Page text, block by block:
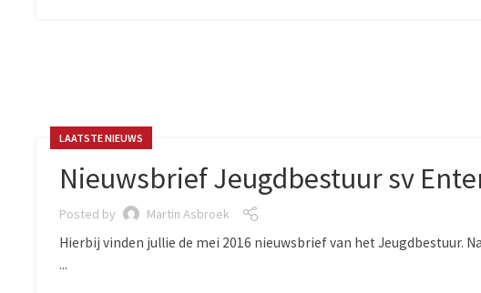
LAATSTE NIEUWS
Nieuwsbrief Jeugdbestuur sv
Posted by Martin Asbroek
Hierbij vinden jullie de mei 2016 nieuwsbrief van het
...